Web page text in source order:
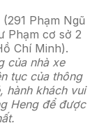
Phạm Ngũ
Phạm cơ sở 2
Chí Minh).
của nhà xe
tục của thông
hành khách vui
Heng để được